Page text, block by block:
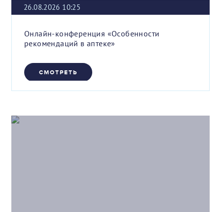
26.08.2026 10:25
Онлайн-конференция «Особенности
рекомендаций в аптеке»
СМОТРЕТЬ